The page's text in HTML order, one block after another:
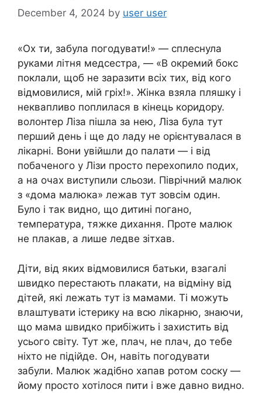
December 4, 2024 by user user
«Ох ти, забула погодувати!» — сплеснула
руками літня медсестра, — «В окремий бокс
поклали, щоб не заразити всіх тих, від кого
відмовилися, мій гріх!». Жінка взяла пляшку і
неквапливо поплилася в кінець коридору.
волонтер Ліза пішла за нею, Ліза була тут
перший день і ще до ладу не орієнтувалася в
лікарні. Вони увійшли до палати — і від
побаченого у Лізи просто перехопило подих,
а на очах виступили сльози. Піврічний малюк
з «дома малюка» лежав тут зовсім один.
Було і так видно, що дитині погано,
температура, тяжке дихання. Проте малюк
не плакав, а лише ледве зітхав.
Діти, від яких відмовилися батьки, взагалі
швидко перестають плакати, на відміну від
дітей, які лежать тут із мамами. Ті можуть
влаштувати істерику на всю лікарню, знаючи,
що мама швидко прибіжить і захистить від
усього світу. Тут же, плач, не плач, до тебе
ніхто не підійде. Он, навіть погодувати
забули. Малюк жадібно хапав ротом соску —
йому просто хотілося пити і вже давно видно.